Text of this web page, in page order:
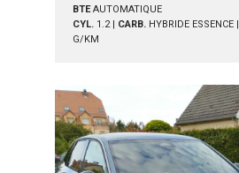
BTE AUTOMATIQUE
CYL. 1.2| CARB. HYBRIDE ESSENCE|
G/KM